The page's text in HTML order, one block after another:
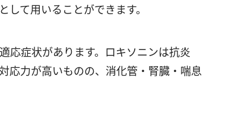
て用いることができます。
応症状があります。ロキソニンは抗炎
応力が高いものの、消化管・腎臓・喘息